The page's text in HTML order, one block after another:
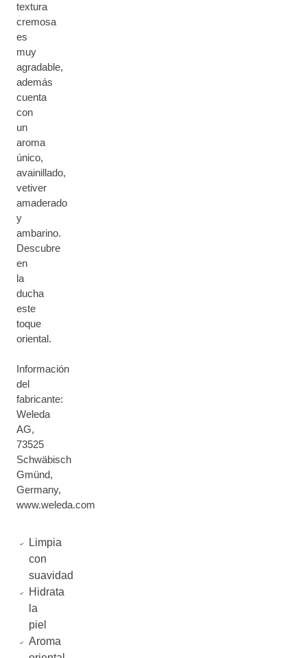
textura
cremosa
es
muy
agradable,
además
cuenta
con
un
aroma
único,
avainillado,
vetiver
amaderado
y
ambarino.
Descubre
en
la
ducha
este
toque
oriental.
Información
del
fabricante:
Weleda
AG,
73525
Schwäbisch
Gmünd,
Germany,
www.weleda.com
Limpia
con
suavidad
Hidrata
la
piel
Aroma